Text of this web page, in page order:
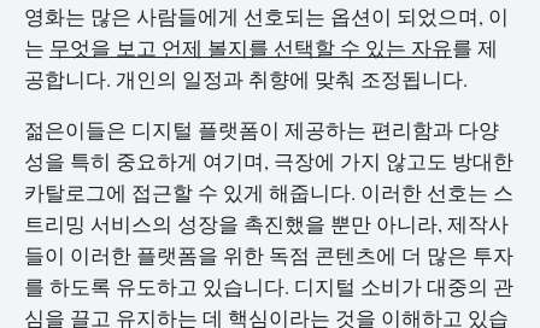
영화는 많은 사람들에게 선호되는 옵션이 되었으며, 이
는 무엇을 보고 언제 볼지를 선택할 수 있는 자유를 제
공합니다. 개인의 일정과 취향에 맞춰 조정됩니다.
젊은이들은 디지털 플랫폼이 제공하는 편리함과 다양
성을 특히 중요하게 여기며, 극장에 가지 않고도 방대한
카탈로그에 접근할 수 있게 해줍니다. 이러한 선호는 스
트리밍 서비스의 성장을 촉진했을 뿐만 아니라, 제작사
들이 이러한 플랫폼을 위한 독점 콘텐츠에 더 많은 투자
를 하도록 유도하고 있습니다. 디지털 소비가 대중의 관
심을 끌고 유지하는 데 핵심이라는 것을 이해하고 있습